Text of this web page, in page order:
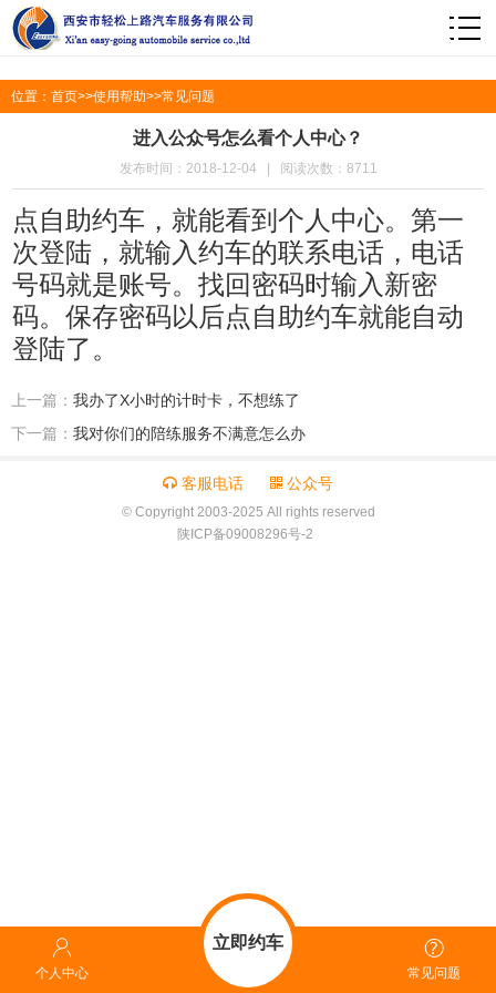
位置： 首页>>使用帮助>>常见问题
进入公众号怎么看个人中心？
发布时间：2018-12-04 | 阅读次数：8711
点自助约车，就能看到个人中心。第一
次登陆，就输入约车的联系电话，电话
号码就是账号。找回密码时输入新密
码。保存密码以后点自助约车就能自动
登陆了。
上一篇： 我办了X小时的计时卡，不想练了
下一篇： 我对你们的陪练服务不满意怎么办
客服电话
公众号
© Copyright 2003-2025 All rights reserved
陕ICP备09008296号-2
个人中心
立即约车
常见问题